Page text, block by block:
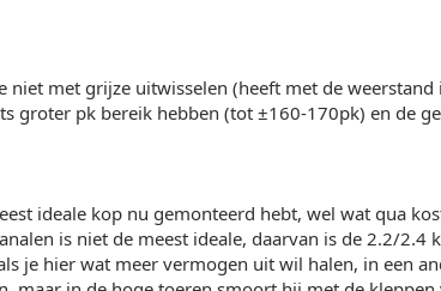
niet met grijze uitwisselen (heeft met de
groter pk bereik hebben (tot ±160-170pk) en de
ideale kop nu gemonteerd hebt, wel wat qua
is niet de meest ideale, daarvan is de 2.2/2.4
je hier wat meer vermogen uit wil halen, in een